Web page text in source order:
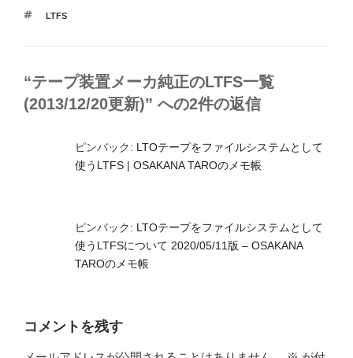
ゴ
タ
LTFS
“テープ装置メーカ純正のLTFS一覧
(2013/12/20更新)” への2件の返信
ピンバック: LTOテープをファイルシステムとして
使うLTFS | OSAKANA TAROのメモ帳
ピンバック: LTOテープをファイルシステムとして
使うLTFSについて 2020/05/11版 – OSAKANA
TAROのメモ帳
コメントを残す